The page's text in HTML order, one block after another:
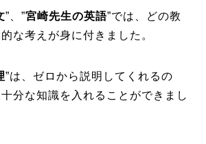
”、”宮崎先生の英語”では、どの教
な考えが身に付きました。
”は、ゼロから説明してくれるの
分な知識を入れることができまし